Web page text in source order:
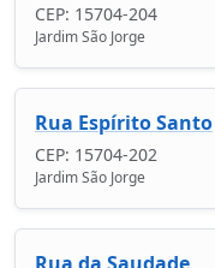
CEP: 15704-204
Jardim São Jorge
Rua Espírito Santo
CEP: 15704-202
Jardim São Jorge